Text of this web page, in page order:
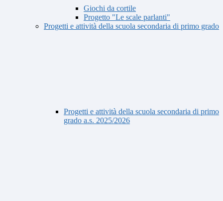
Giochi da cortile
Progetto "Le scale parlanti"
Progetti e attività della scuola secondaria di primo grado
Progetti e attività della scuola secondaria di primo
grado a.s. 2025/2026